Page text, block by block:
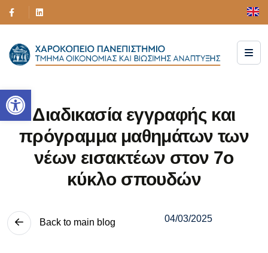
Ανοίξτε τη γραμμή εργαλείων
Διαδικασία εγγραφής και
πρόγραμμα μαθημάτων των
νέων εισακτέων στον 7ο
κύκλο σπουδών
Back to main blog 04/03/2025